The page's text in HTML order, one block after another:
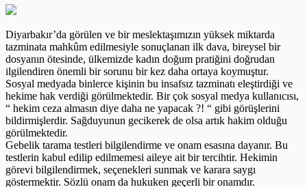
Diyarbakır’da görülen ve bir meslektaşımızın yüksek miktarda
tazminata mahkûm edilmesiyle sonuçlanan ilk dava, bireysel bir
dosyanın ötesinde, ülkemizde kadın doğum pratiğini doğrudan
ilgilendiren önemli bir sorunu bir kez daha ortaya koymuştur.
Sosyal medyada binlerce kişinin bu insafsız tazminatı eleştirdiği ve
hekime hak verdiği görülmektedir. Bir çok sosyal medya kullanıcısı,
“ hekim ceza almasın diye daha ne yapacak ?! “ gibi görüşlerini
bildirmişlerdir. Sağduyunun gecikerek de olsa artık hakim olduğu
görülmektedir.
Gebelik tarama testleri bilgilendirme ve onam esasına dayanır. Bu
testlerin kabul edilip edilmemesi aileye ait bir tercihtir. Hekimin
görevi bilgilendirmek, seçenekleri sunmak ve karara saygı
göstermektir. Sözlü onam da hukuken geçerli bir onamdır.